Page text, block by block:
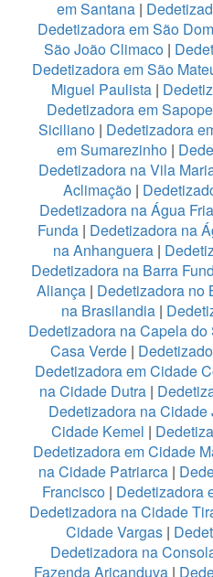
em Santana|
Dedetizadora em São
São João Climaco|
Dedetizadora em São
Miguel Paulista |
Dedetizadora em
Siciliano | Dedetizadora
em Sumarezinho|
Dedetizadora na Vila
Aclimação |
Dedetizadora na Água Fria
Funda| Dedetizadora na
na Anhanguera|
Dedetizadora na Barra
Aliança | Dedetizadora no
na Brasilandia|
Dedetizadora na Capela do
Casa Verde |
Dedetizadora em Cidade
na Cidade Dutra |
Dedetizadora na Cidade
Cidade Kemel |
Dedetizadora em Cidade
na Cidade Patriarca|
Francisco | Dedetizadora
Dedetizadora na Cidade
Cidade Vargas |
Dedetizadora na
Fazenda Aricanduva |